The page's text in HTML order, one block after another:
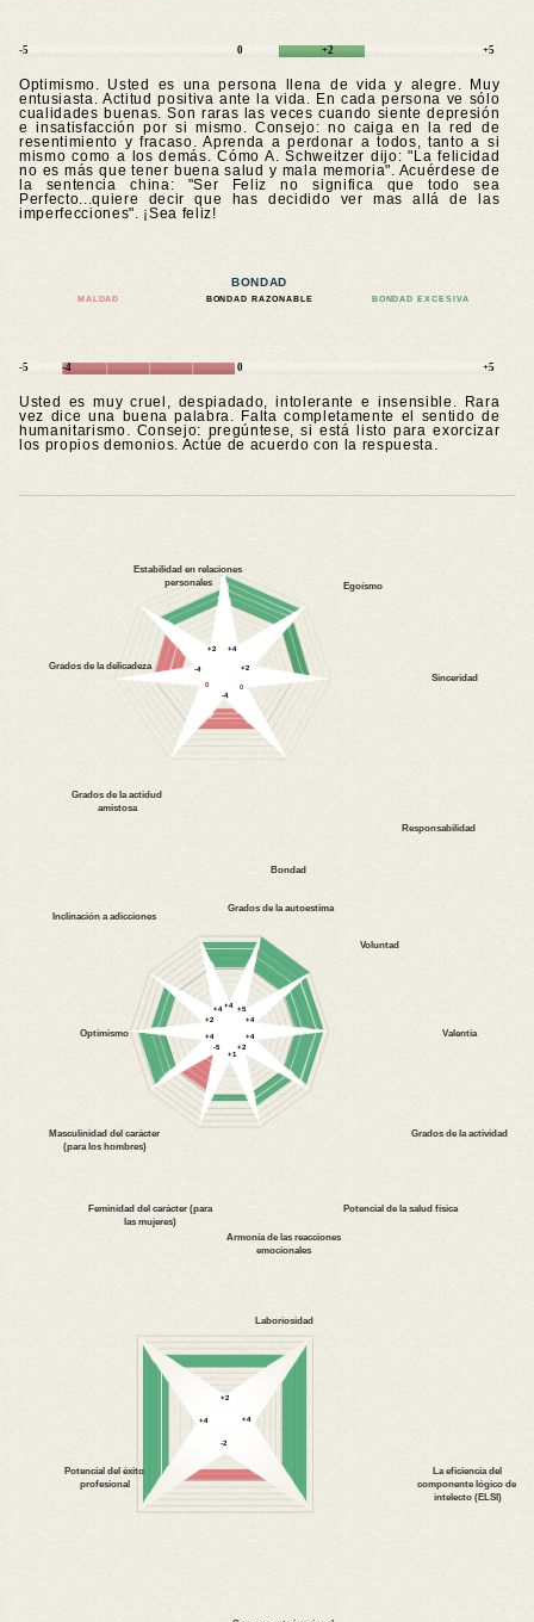
-5 0 +2 +5
Optimismo. Usted es una persona llena de vida y alegre. Muy
entusiasta. Actitud positiva ante la vida. En cada persona ve sólo
cualidades buenas. Son raras las veces cuando siente depresión
e insatisfacción por si mismo. Consejo: no caiga en la red de
resentimiento y fracaso. Aprenda a perdonar a todos, tanto a si
mismo como a los demás. Cómo A. Schweitzer dijo: "La felicidad
no es más que tener buena salud y mala memoria". Acuérdese de
la sentencia china: "Ser Feliz no significa que todo sea
Perfecto...quiere decir que has decidido ver mas allá de las
imperfecciones". ¡Sea feliz!
BONDAD
MALDAD BONDAD RAZONABLE BONDAD EXCESIVA
-5 -4 0 +5
Usted es muy cruel, despiadado, intolerante e insensible. Rara
vez dice una buena palabra. Falta completamente el sentido de
humanitarismo. Consejo: pregúntese, si está listo para exorcizar
los propios demonios. Actúe de acuerdo con la respuesta.